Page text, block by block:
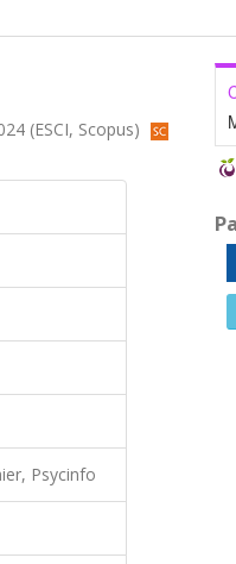
(ESCI, Scopus)
Psycinfo